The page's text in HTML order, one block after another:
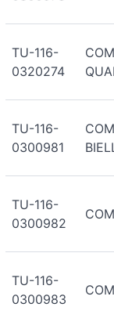
TU-116-
0320274
TU-116-
0300981
TU-116-
0300982
TU-116-
0300983